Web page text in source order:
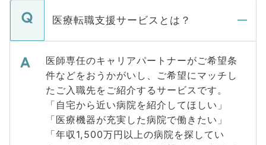
医療転職支援サービスとは？
医師専任のキャリアパートナーがご希望条
件などをおうかがいし、ご希望にマッチし
たご入職先をご紹介するサービスです。
「自宅から近い病院を紹介してほしい」
「医療機器が充実した病院で働きたい」
「年収1,500万円以上の病院を探してい